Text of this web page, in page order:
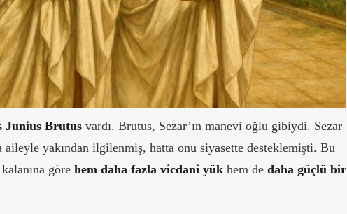
Junius Brutus vardı. Brutus, Sezar’ın manevi oğlu gibiydi. Sezar
aileyle yakından ilgilenmiş, hatta onu siyasette desteklemişti. Bu
göre hem daha fazla vicdani yük hem de daha güçlü bir